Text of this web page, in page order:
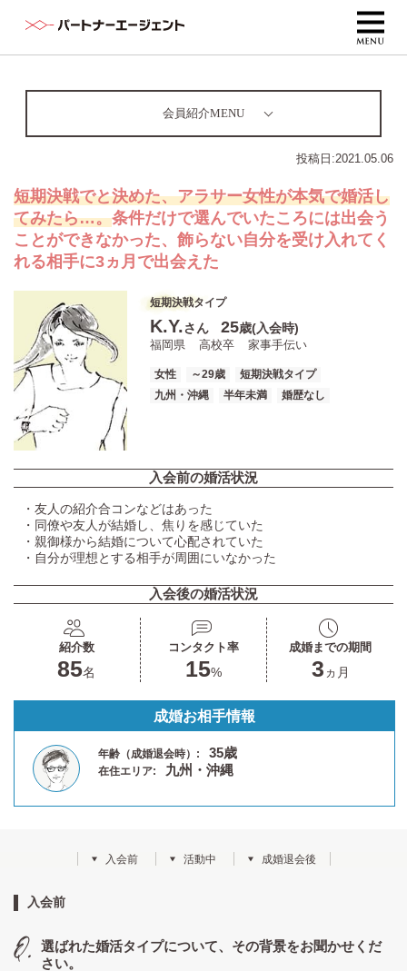
会員紹介MENU
投稿日:2021.05.06
短期決戦でと決めた、アラサー女性が本気で婚活し
てみたら…。条件だけで選んでいたころには出会う
ことができなかった、飾らない自分を受け入れてく
れる相手に3ヵ月で出会えた
短期決戦タイプ
K.Y.さん 25歳(入会時)
福岡県 高校卒 家事手伝い
女性 ～29歳
短期決戦タイプ
九州・沖縄
半年未満 婚歴なし
入会前の婚活状況
・友人の紹介合コンなどはあった
・同僚や友人が結婚し、焦りを感じていた
・親御様から結婚について心配されていた
・自分が理想とする相手が周囲にいなかった
入会後の婚活状況
紹介数
85名
コンタクト率
15%
成婚までの期間
3 ヵ月
成婚お相手情報
年齢（成婚退会時）: 35歳
在住エリア: 九州・沖縄
入会前 活動中 成婚退会後
入会前
選ばれた婚活タイプについて、その背景をお聞かせくだ
さい。